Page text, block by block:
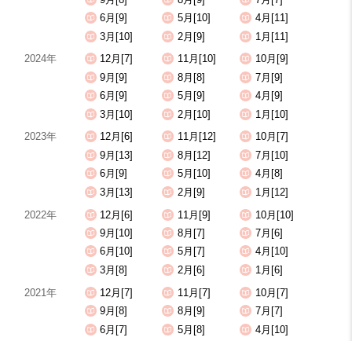
6月[9]
5月[10]
4月[11]
3月[10]
2月[9]
1月[11]
2024年
12月[7] 11月[10]
10月[9]
9月[9]
8月[8]
7月[9]
6月[9]
5月[9]
4月[9]
3月[10]
2月[10]
1月[10]
2023年
12月[6] 11月[12]
10月[7]
9月[13]
8月[12]
7月[10]
6月[9]
5月[10]
4月[8]
3月[13]
2月[9]
1月[12]
2022年
12月[6] 11月[9]
10月[10]
9月[10]
8月[7]
7月[6]
6月[10]
5月[7]
4月[10]
3月[8]
2月[6]
1月[6]
2021年
12月[7] 11月[7]
10月[7]
9月[8]
8月[9]
7月[7]
6月[7]
5月[8]
4月[10]